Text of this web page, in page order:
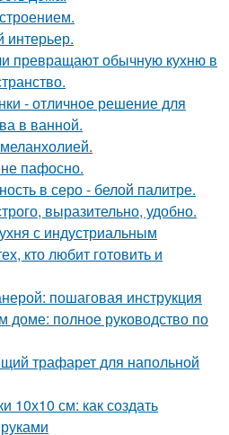
интерьер.
превращают обычную кухню в
- отличное решение для
в ванной.
пафосно.
в серо - белой палитре.
выразительно, удобно.
с индустриальным
кто любит готовить и
пошаговая инструкция
доме: полное руководство по
трафарет для напольной
10х10 см: как создать